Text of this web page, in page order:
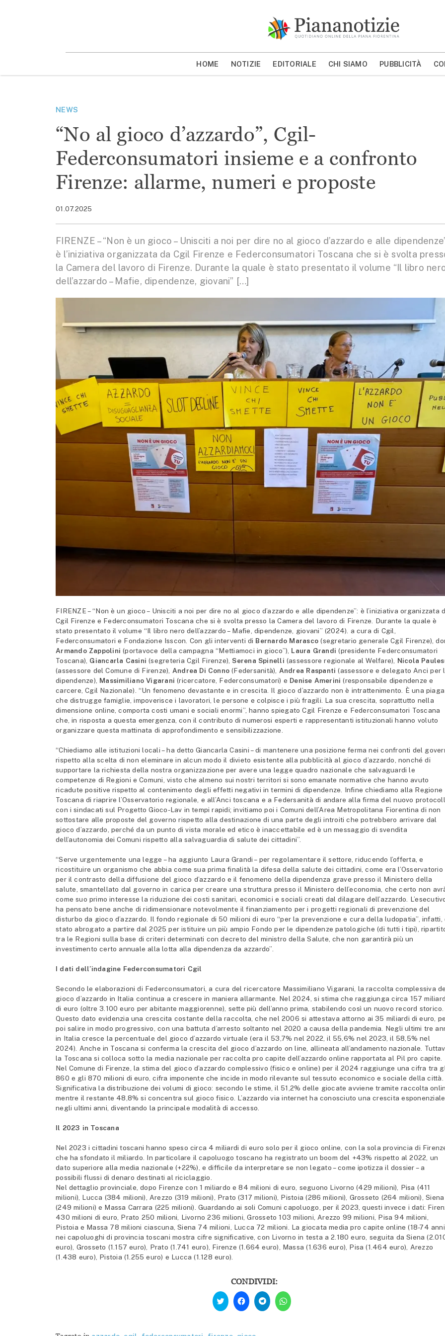
MOSTRA/NASCONDI CERCA
HOME NOTIZIE EDITORIALE CHI SIAMO PUBBLICITÀ
NEWS
“No al gioco d’azzardo”, Cgil-
Federconsumatori insieme e a confronto
Firenze: allarme, numeri e proposte
01.07.2025
FIRENZE – “Non è un gioco – Unisciti a noi per dire no al gioco d’azzardo e alle
è l’iniziativa organizzata da Cgil Firenze e Federconsumatori Toscana che si è svolta
la Camera del lavoro di Firenze. Durante la quale è stato presentato il volume “Il libro
dell’azzardo – Mafie, dipendenze, giovani” […]
FIRENZE – “Non è un gioco – Unisciti a noi per dire no al gioco d’azzardo e alle dipendenze”: è l’iniziativa organizzata
Cgil Firenze e Federconsumatori Toscana che si è svolta presso la Camera del lavoro di Firenze. Durante la quale è
stato presentato il volume “Il libro nero dell’azzardo – Mafie, dipendenze, giovani” (2024). a cura di Cgil,
Federconsumatori e Fondazione Isscon. Con gli interventi di Bernardo Marasco (segretario generale Cgil Firenze),
Armando Zappolini (portavoce della campagna “Mettiamoci in gioco”), Laura Grandi(presidente Federconsumatori
Toscana), Giancarla Casini (segreteria Cgil Firenze),Serena Spinelli (assessore regionale al Welfare), Nicola
(assessore del Comune di Firenze),
Andrea Di Conno(Federsanità), Andrea Raspanti (assessore e delegato Anci per
dipendenze), Massimiliano Vigarani(ricercatore, Federconsumatori) e Denise Amerini (responsabile dipendenze e
carcere, Cgil Nazionale). “Un fenomeno devastante e in crescita. Il gioco d’azzardo non è intrattenimento. È una piaga
che distrugge famiglie, impoverisce i lavoratori, le persone e colpisce i più fragili. La sua crescita, soprattutto nella
dimensione online, comporta costi umani e sociali enormi”, hanno spiegato Cgil Firenze e Federconsumatori Toscana
che, in risposta a questa emergenza, con il contributo di numerosi esperti e rappresentanti istituzionali hanno voluto
organizzare questa mattinata di approfondimento e sensibilizzazione.
“Chiediamo alle istituzioni locali – ha detto Giancarla Casini – di mantenere una posizione ferma nei confronti del
rispetto alla scelta di non eleminare in alcun modo il divieto esistente alla pubblicità al gioco d’azzardo, nonché di
supportare la richiesta della nostra organizzazione per avere una legge quadro nazionale che salvaguardi le
competenze di Regioni e Comuni, visto che almeno sui nostri territori si sono emanate normative che hanno avuto
ricadute positive rispetto al contenimento degli effetti negativi in termini di dipendenze. Infine chiediamo alla Regione
Toscana di riaprire l’Osservatorio regionale, e all’Anci toscana e a Federsanità di andare alla firma del nuovo
con i sindacati sul Progetto Gioco-Lav in tempi rapidi; invitiamo poi i Comuni dell’Area Metropolitana Fiorentina di non
sottostare alle proposte del governo rispetto alla destinazione di una parte degli introiti che potrebbero arrivare dal
gioco d’azzardo, perché da un punto di vista morale ed etico è inaccettabile ed è un messaggio di svendita
dell’autonomia dei Comuni rispetto alla salvaguardia di salute dei cittadini”.
“Serve urgentemente una legge – ha aggiunto Laura Grandi – per regolamentare il settore, riducendo l’offerta, e
ricostituire un organismo che abbia come sua prima finalità la difesa della salute dei cittadini, come era l’Osservatorio
per il contrasto della diffusione del gioco d’azzardo e il fenomeno della dipendenza grave presso il Ministero della
salute, smantellato dal governo in carica per creare una struttura presso il Ministero dell’economia, che certo non
come suo primo interesse la riduzione dei costi sanitari, economici e sociali creati dal dilagare dell’azzardo.
ha pensato bene anche di ridimensionare notevolmente il finanziamento per i progetti regionali di prevenzione del
disturbo da gioco d’azzardo. Il fondo regionale di 50 milioni di euro “per la prevenzione e cura della ludopatia”, infatti,
stato abrogato a partire dal 2025 per istituire un più ampio Fondo per le dipendenze patologiche (di tutti i tipi),
tra le Regioni sulla base di criteri determinati con decreto del ministro della Salute, che non garantirà più un
investimento certo annuale alla lotta alla dipendenza da azzardo”.
I dati dell’indagine Federconsumatori Cgil
Secondo le elaborazioni di Federconsumatori, a cura del ricercatore Massimiliano Vigarani, la raccolta complessiva
gioco d’azzardo in Italia continua a crescere in maniera allarmante. Nel 2024, si stima che raggiunga circa 157
di euro (oltre 3.100 euro per abitante maggiorenne), sette più dell’anno prima, stabilendo così un nuovo record storico.
Questo dato evidenzia una crescita costante della raccolta, che nel 2006 si attestava attorno ai 35 miliardi di euro,
poi salire in modo progressivo, con una battuta d’arresto soltanto nel 2020 a causa della pandemia. Negli ultimi tre
in Italia cresce la percentuale del gioco d’azzardo virtuale (era il 53,7% nel 2022, il 55,6% nel 2023, il 58,5% nel
2024). Anche in Toscana si conferma la crescita del gioco d’azzardo on line, allineata all’andamento nazionale.
la Toscana si colloca sotto la media nazionale per raccolta pro capite dell’azzardo online rapportata al Pil pro capite.
Nel Comune di Firenze, la stima del gioco d’azzardo complessivo (fisico e online) per il 2024 raggiunge una cifra tra
860 e gli 870 milioni di euro, cifra imponente che incide in modo rilevante sul tessuto economico e sociale della città.
Significativa la distribuzione dei volumi di gioco: secondo le stime, il 51,2% delle giocate avviene tramite raccolta
mentre il restante 48,8% si concentra sul gioco fisico. L’azzardo via internet ha conosciuto una crescita esponenziale
negli ultimi anni, diventando la principale modalità di accesso.
Il 2023 in Toscana
Nel 2023 i cittadini toscani hanno speso circa 4 miliardi di euro solo per il gioco online, con la sola provincia di
che ha sfondato il miliardo. In particolare il capoluogo toscano ha registrato un boom del +43% rispetto al 2022, un
dato superiore alla media nazionale (+22%), e difficile da interpretare se non legato – come ipotizza il dossier – a
possibili flussi di denaro destinati al riciclaggio.
Nel dettaglio provinciale, dopo Firenze con 1 miliardo e 84 milioni di euro, seguono Livorno (429 milioni), Pisa (411
milioni), Lucca (384 milioni), Arezzo (319 milioni), Prato (317 milioni), Pistoia (286 milioni), Grosseto (264 milioni), Siena
(249 milioni) e Massa Carrara (225 milioni). Guardando ai soli Comuni capoluogo, per il 2023, questi invece i dati:
430 milioni di euro, Prato 250 milioni, Livorno 236 milioni, Grosseto 103 milioni, Arezzo 99 milioni, Pisa 94 milioni,
Pistoia e Massa 78 milioni ciascuna, Siena 74 milioni, Lucca 72 milioni. La giocata media pro capite online (18-74
nei capoluoghi di provincia toscani mostra cifre significative, con Livorno in testa a 2.180 euro, seguita da Siena
euro), Grosseto (1.157 euro), Prato (1.741 euro), Firenze (1.664 euro), Massa (1.636 euro), Pisa (1.464 euro), Arezzo
(1.438 euro), Pistoia (1.255 euro) e Lucca (1.128 euro).
CONDIVIDI:
Fai
clic
qui
Twitter
Fai
clic
per
condividere
(Si
Fai
clic
per
condividere
Fai
clic
per